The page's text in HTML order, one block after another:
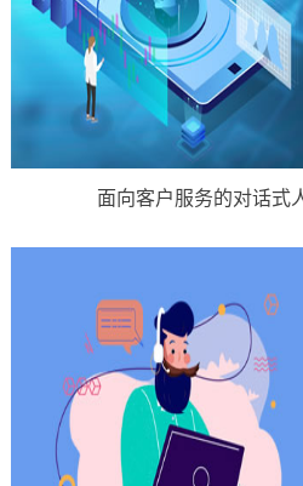
面向客户服务的对话式